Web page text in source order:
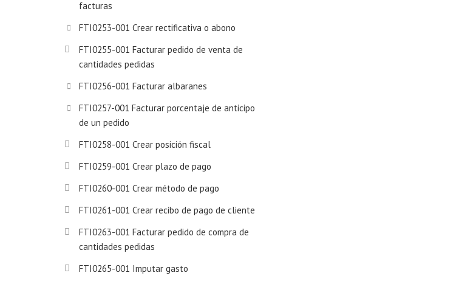
facturas
FTI0253-001 Crear rectificativa o abono
FTI0255-001 Facturar pedido de venta de
cantidades pedidas
FTI0256-001 Facturar albaranes
FTI0257-001 Facturar porcentaje de anticipo
de un pedido
FTI0258-001 Crear posición fiscal
FTI0259-001 Crear plazo de pago
FTI0260-001 Crear método de pago
FTI0261-001 Crear recibo de pago de cliente
FTI0263-001 Facturar pedido de compra de
cantidades pedidas
FTI0265-001 Imputar gasto